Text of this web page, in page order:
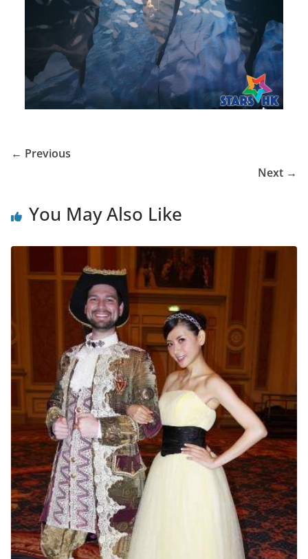
← Previous
Next →
You May Also Like